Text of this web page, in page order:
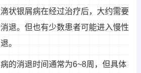
状银屑病在经过治疗后，大约需要
退。但也有少数患者可能进入慢性
。
的消退时间通常为6~8周，但具体